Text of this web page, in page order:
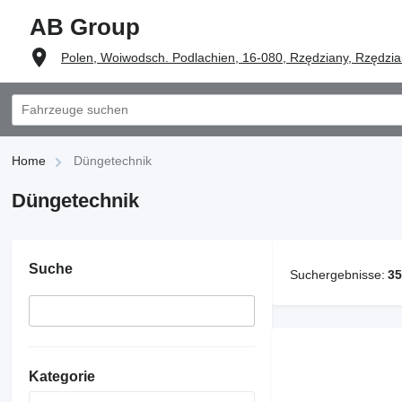
AB Group
Polen, Woiwodsch. Podlachien, 16-080, Rzędziany,
Home Düngetechnik
Düngetechnik
Suche
Kategorie
Suchergebnisse: